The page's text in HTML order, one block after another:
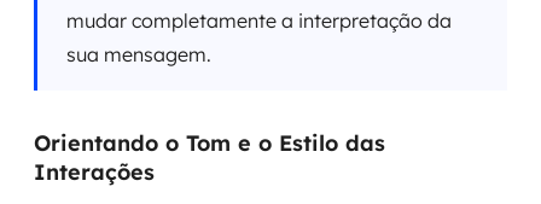
mudar completamente a interpretação da
sua mensagem.
Orientando o Tom e o Estilo das
Interações